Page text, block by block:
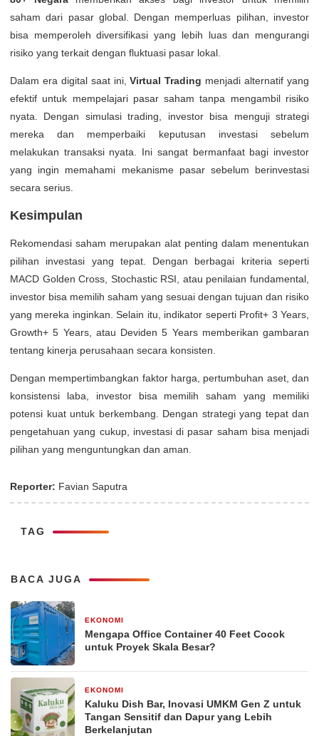
saham dari pasar global. Dengan memperluas pilihan, investor
bisa memperoleh diversifikasi yang lebih luas dan mengurangi
risiko yang terkait dengan fluktuasi pasar lokal.
Dalam era digital saat ini,Virtual Trading menjadi alternatif yang
efektif untuk mempelajari pasar saham tanpa mengambil risiko
nyata. Dengan simulasi trading, investor bisa menguji strategi
mereka dan memperbaiki keputusan investasi sebelum
melakukan transaksi nyata. Ini sangat bermanfaat bagi investor
yang ingin memahami mekanisme pasar sebelum berinvestasi
secara serius.
Kesimpulan
Rekomendasi saham merupakan alat penting dalam menentukan
pilihan investasi yang tepat. Dengan berbagai kriteria seperti
MACD Golden Cross, Stochastic RSI, atau penilaian fundamental,
investor bisa memilih saham yang sesuai dengan tujuan dan risiko
yang mereka inginkan. Selain itu, indikator seperti Profit+ 3 Years,
Growth+ 5 Years, atau Deviden 5 Years memberikan gambaran
tentang kinerja perusahaan secara konsisten.
Dengan mempertimbangkan faktor harga, pertumbuhan aset, dan
konsistensi laba, investor bisa memilih saham yang memiliki
potensi kuat untuk berkembang. Dengan strategi yang tepat dan
pengetahuan yang cukup, investasi di pasar saham bisa menjadi
pilihan yang menguntungkan dan aman.
Reporter: Favian Saputra
TAG
BACA JUGA
EKONOMI
Mengapa Office Container 40 Feet Cocok
untuk Proyek Skala Besar?
EKONOMI
Kaluku Dish Bar, Inovasi UMKM Gen Z untuk
Tangan Sensitif dan Dapur yang Lebih
Berkelanjutan